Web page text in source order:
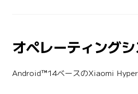
オペレーティング
Android™14ベースのXiaomi